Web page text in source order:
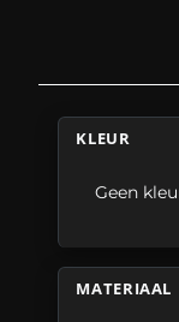
KLEUR
Geen
MATERIAAL